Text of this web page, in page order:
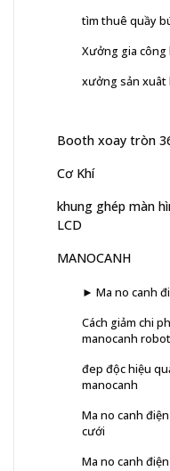
tìm thuê quầy
Xưởng gia
xưởng sản
Booth xoay tròn
Cơ Khí
khung ghép màn
LCD
MANOCANH
► Ma no canh
Cách giảm chi
manocanh robot
đep độc hiệu
manocanh
Ma no canh
cưới
Ma no canh